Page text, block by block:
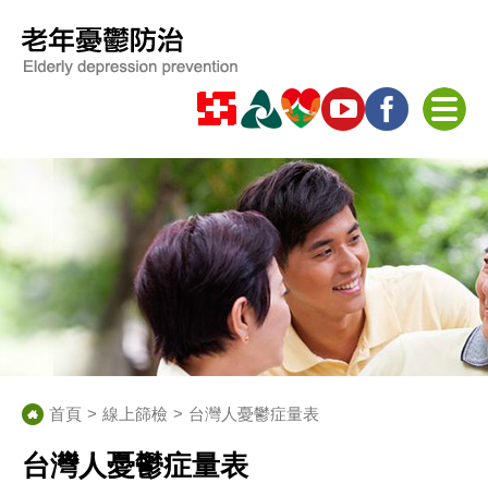
首頁 線上篩檢 台灣人憂鬱症量表
台灣人憂鬱症量表